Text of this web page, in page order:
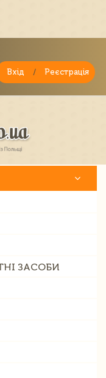
Вхід / Реєстрація
ЗАСОБИ